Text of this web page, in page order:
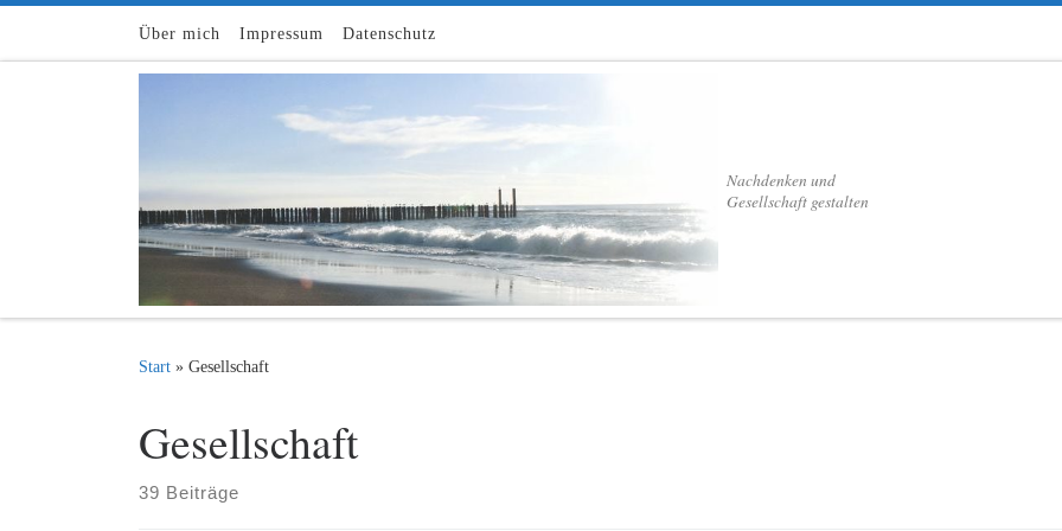
Zum Inhalt springen
Über mich Impressum Datenschutz
Nachdenken und
Gesellschaft gestalten
Start » Gesellschaft
Gesellschaft
39 Beiträge